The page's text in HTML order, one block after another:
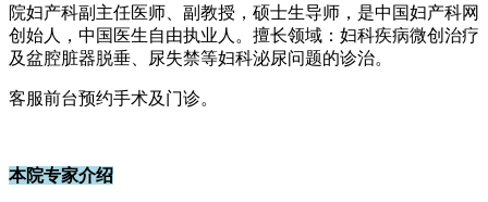
院妇产科副主任医师、副教授，硕士生导师，是中国妇产科网
创始人，中国医生自由执业人。擅长领域：妇科疾病微创治疗
及盆腔脏器脱垂、尿失禁等妇科泌尿问题的诊治。
客服前台预约手术及门诊。
本院专家介绍